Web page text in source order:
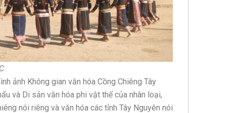
ảnh Không gian văn hóa Cồng Chiêng Tây
và Di sản văn hóa phi vật thể của nhân loại,
nói riêng và văn hóa các tỉnh Tây Nguyên nói